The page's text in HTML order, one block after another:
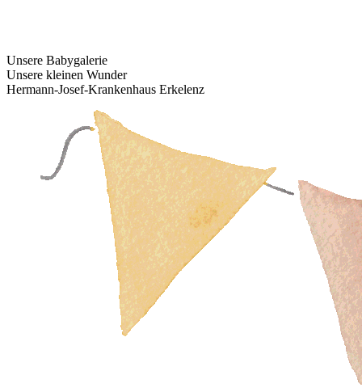
Unsere Babygalerie
Unsere kleinen Wunder
Hermann-Josef-Krankenhaus Erkelenz